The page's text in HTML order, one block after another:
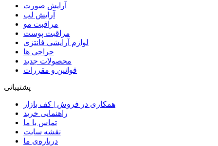
آرایش صورت
آرایش لب
مراقبت مو
مراقبت پوست
لوازم آرایشی فانتزی
حراجی ها
محصولات جدید
قوانین و مقررات
پشتیبانی
همکاری در فروش | کف بازار
راهنمایی خرید
تماس با ما
نقشه سایت
درباره‌ی ما